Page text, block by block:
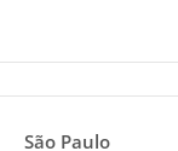
São Paulo